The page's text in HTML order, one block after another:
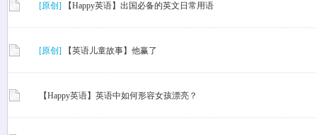
[原创] 【Happy英语】出国必备的英文日常用语
[原创] 【英语儿童故事】他赢了
【Happy英语】英语中如何形容女孩漂亮？